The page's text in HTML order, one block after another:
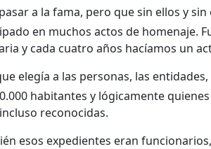
a la fama, pero que sin ellos y
en muchos actos de homenaje.
y cada cuatro años hacíamos un
elegía a las personas, las
habitantes y lógicamente
reconocidas.
esos expedientes eran